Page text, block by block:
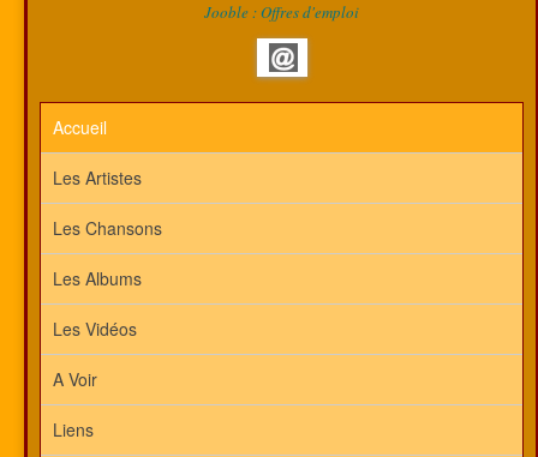
Jooble : Offres d'emploi
Accueil
Les Artistes
Les Chansons
Les Albums
Les Vidéos
A Voir
Liens